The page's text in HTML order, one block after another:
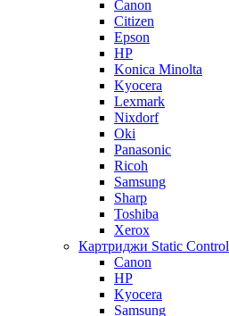
Canon
Citizen
Epson
HP
Konica Minolta
Kyocera
Lexmark
Nixdorf
Oki
Panasonic
Ricoh
Samsung
Sharp
Toshiba
Xerox
Картриджи Static Control
Canon
HP
Kyocera
Samsung